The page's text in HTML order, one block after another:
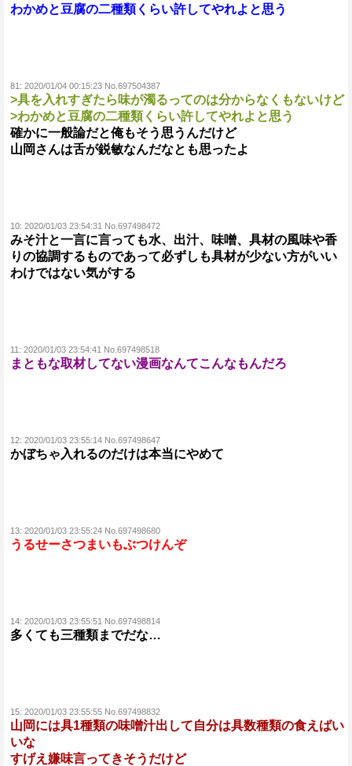
わかめと豆腐の二種類くらい許してやれよと思う
81: 2020/01/04 00:15:23 No.697504387
>具を入れすぎたら味が濁るってのは分からなくもないけど
>わかめと豆腐の二種類くらい許してやれよと思う
確かに一般論だと俺もそう思うんだけど
山岡さんは舌が鋭敏なんだなとも思ったよ
10: 2020/01/03 23:54:31 No.697498472
みそ汁と一言に言っても水、出汁、味噌、具材の風味や香
りの協調するものであって必ずしも具材が少ない方がいい
わけではない気がする
11: 2020/01/03 23:54:41 No.697498518
まともな取材してない漫画なんてこんなもんだろ
12: 2020/01/03 23:55:14 No.697498647
かぼちゃ入れるのだけは本当にやめて
13: 2020/01/03 23:55:24 No.697498680
うるせーさつまいもぶつけんぞ
14: 2020/01/03 23:55:51 No.697498814
多くても三種類までだな…
15: 2020/01/03 23:55:55 No.697498832
山岡には具1種類の味噌汁出して自分は具数種類の食えばい
いな
すげえ嫌味言ってきそうだけど